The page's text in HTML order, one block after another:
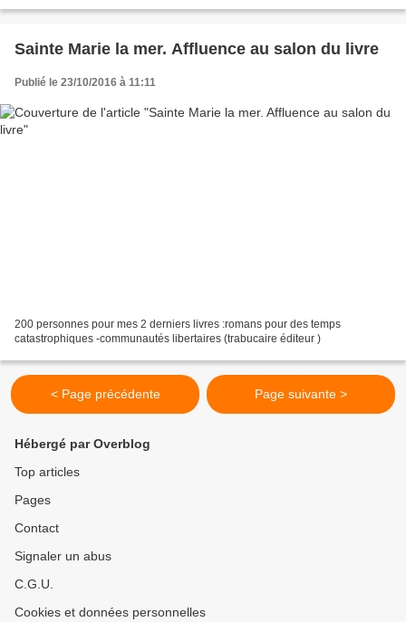
Sainte Marie la mer. Affluence au salon du livre
Publié le 23/10/2016 à 11:11
200 personnes pour mes 2 derniers livres :romans pour des temps
catastrophiques -communautés libertaires (trabucaire éditeur )
< Page précédente Page suivante >
Hébergé par Overblog
Top articles
Pages
Contact
Signaler un abus
C.G.U.
Cookies et données personnelles